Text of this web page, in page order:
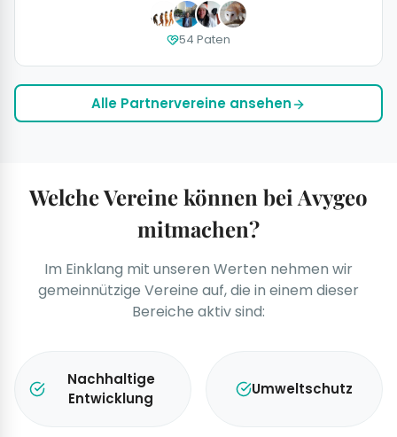
54 Paten
Alle Partnervereine ansehen
Welche Vereine können bei Avygeo
mitmachen?
Im Einklang mit unseren Werten nehmen wir
gemeinnützige Vereine auf, die in einem dieser
Bereiche aktiv sind:
Nachhaltige
Entwicklung
Umweltschutz